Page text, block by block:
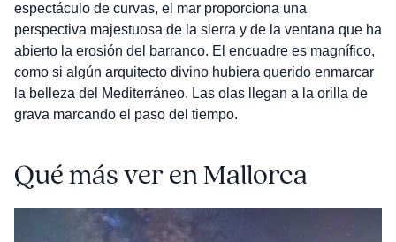
espectáculo de curvas, el mar proporciona una
perspectiva majestuosa de la sierra y de la ventana que ha
abierto la erosión del barranco. El encuadre es magnífico,
como si algún arquitecto divino hubiera querido enmarcar
la belleza del Mediterráneo. Las olas llegan a la orilla de
grava marcando el paso del tiempo.
Qué más ver en Mallorca